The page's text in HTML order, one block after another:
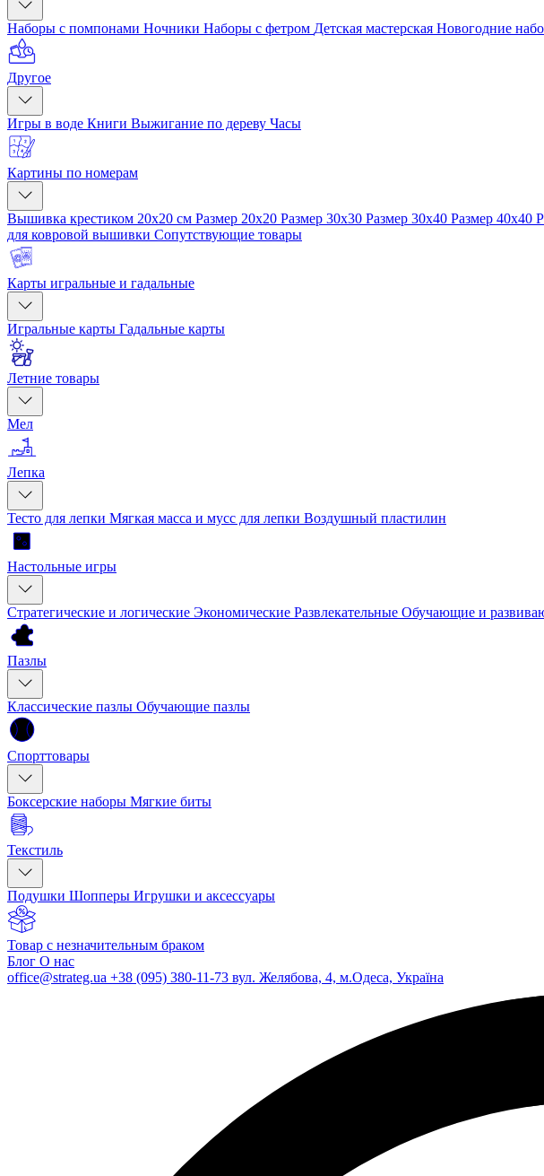
Наборы с помпонами Ночники Наборы с фетром Детская мастерская Новогодние
Другое
Игры в воде Книги Выжигание по дереву Часы
Картины по номерам
Вышивка крестиком 20x20 см Размер 20x20 Размер 30x30 Размер 30x40 Размер 40x40
для ковровой вышивки Сопутствующие товары
Карты игральные и гадальные
Игральные карты Гадальные карты
Летние товары
Мел
Лепка
Тесто для лепки Мягкая масса и мусс для лепки Воздушный пластилин
Настольные игры
Стратегические и логические Экономические Развлекательные Обучающие и
Пазлы
Классические пазлы Обучающие пазлы
Спорттовары
Боксерские наборы Мягкие биты
Текстиль
Подушки Шопперы Игрушки и аксессуары
Товар с незначительным браком
Блог О нас
office@strateg.ua +38 (095) 380-11-73 вул. Желябова, 4, м.Одеса, Україна